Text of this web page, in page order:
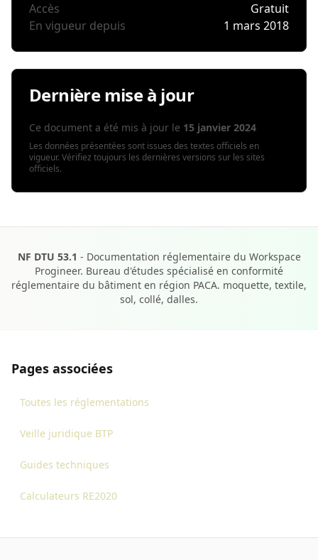
Accès
Gratuit
En vigueur depuis
1 mars 2018
Dernière mise à jour
Ce document a été mis à jour le 15 janvier 2024
Les données présentées sont issues des textes officiels en
vigueur. Vérifiez toujours les dernières versions sur les sites
officiels.
NF DTU 53.1 - Documentation réglementaire du Workspace
Progineer. Bureau d'études spécialisé en conformité
réglementaire du bâtiment en région PACA. moquette, textile,
sol, collé, dalles.
Pages associées
Toutes les réglementations
Veille juridique BTP
Guides techniques
Calculateurs RE2020